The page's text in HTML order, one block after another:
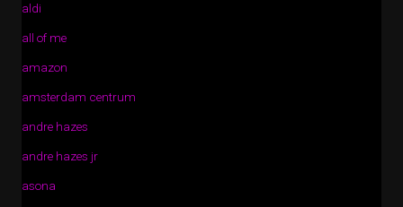
aldi
all of me
amazon
amsterdam centrum
andre hazes
andre hazes jr
asona